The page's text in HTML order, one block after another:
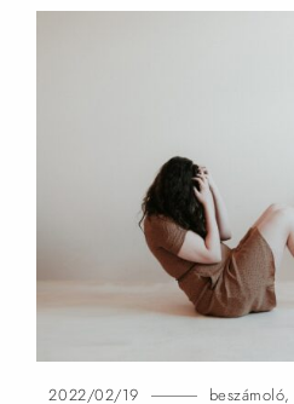
2022/02/19 beszámoló,